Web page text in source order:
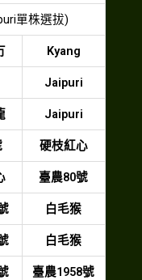
單株選拔)
Kyang
Jaipuri
Jaipuri
硬枝紅心
臺農80號
白毛猴
白毛猴
臺農1958號